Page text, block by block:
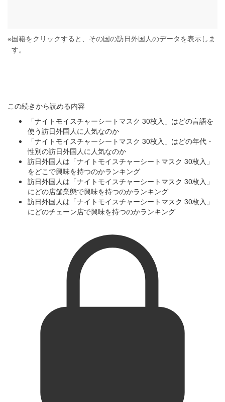
※国籍をクリックすると、その国の訪日外国人のデータを表示しま
す。
この続きから読める内容
「ナイトモイスチャーシートマスク 30枚入」はどの言語を
使う訪日外国人に人気なのか
「ナイトモイスチャーシートマスク 30枚入」はどの年代・
性別の訪日外国人に人気なのか
訪日外国人は「ナイトモイスチャーシートマスク 30枚入」
をどこで興味を持つのかランキング
訪日外国人は「ナイトモイスチャーシートマスク 30枚入」
にどの店舗業態で興味を持つのかランキング
訪日外国人は「ナイトモイスチャーシートマスク 30枚入」
にどのチェーン店で興味を持つのかランキング